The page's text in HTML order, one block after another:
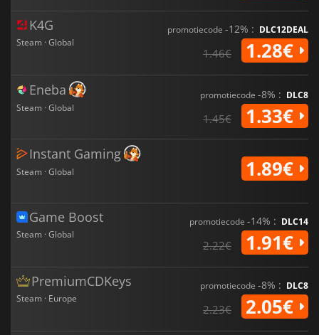
K4G
Steam · Global
promotiecode -12% : DLC12DEAL
1.46€ 1.28€
Eneba
Steam · Global
promotiecode -8% : DLC8
1.45€ 1.33€
Instant Gaming
Steam · Global 1.89€
Game Boost
Steam · Global
promotiecode -14% : DLC14
2.22€ 1.91€
PremiumCDKeys
Steam · Europe
promotiecode -8% : DLC8
2.23€ 2.05€